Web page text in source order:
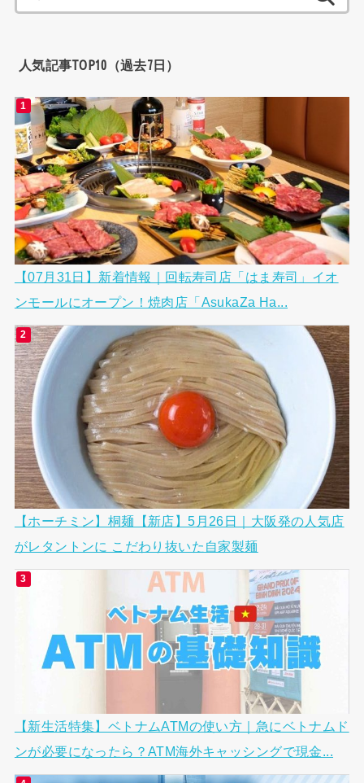
索:
人気記事TOP10（過去7日）
【07月31日】新着情報｜回転寿司店「はま寿司」イオ
ンモールにオープン！焼肉店「AsukaZa Ha...
【ホーチミン】桐麺【新店】5月26日｜大阪発の人気店
がレタントンに こだわり抜いた自家製麺
【新生活特集】ベトナムATMの使い方｜急にベトナムド
ンが必要になったら？ATM海外キャッシングで現金...